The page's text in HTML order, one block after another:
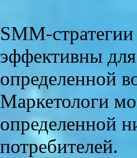
SMM-
эффективны
определенной
Маркетологи
определенной
потребителей.